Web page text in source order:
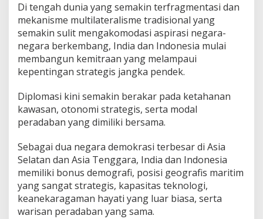
Di tengah dunia yang semakin terfragmentasi dan
mekanisme multilateralisme tradisional yang
semakin sulit mengakomodasi aspirasi negara-
negara berkembang, India dan Indonesia mulai
membangun kemitraan yang melampaui
kepentingan strategis jangka pendek.
Diplomasi kini semakin berakar pada ketahanan
kawasan, otonomi strategis, serta modal
peradaban yang dimiliki bersama.
Sebagai dua negara demokrasi terbesar di Asia
Selatan dan Asia Tenggara, India dan Indonesia
memiliki bonus demografi, posisi geografis maritim
yang sangat strategis, kapasitas teknologi,
keanekaragaman hayati yang luar biasa, serta
warisan peradaban yang sama.